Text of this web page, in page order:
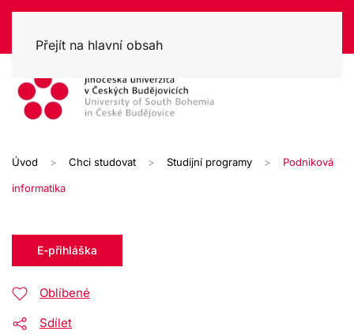
Přejít na hlavní obsah
Úvod Chci studovat Studijní programy Podniková
informatika
E-přihláška
Oblíbené
Sdílet